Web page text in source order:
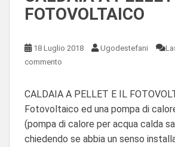
FOTOVOLTAICO
18 Luglio 2018 Ugodestefani
commento
CALDAIA A PELLET E IL
Fotovoltaico ed una pompa di
(pompa di calore per acqua calda
chiedendo se abbia un senso